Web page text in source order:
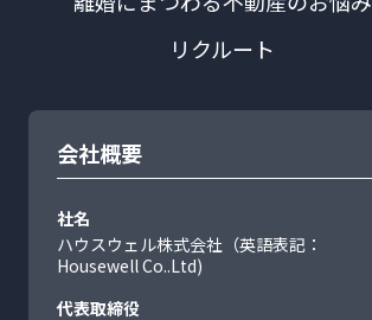
リクルート
会社概要
社名
ハウスウェル株式会社（英語表記：
Housewell Co..Ltd)
代表取締役